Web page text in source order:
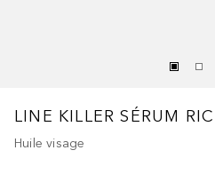
LINE KILLER SÉRUM
Huile visage